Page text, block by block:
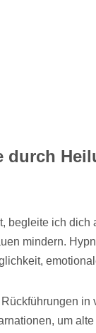
durch
begleite ich dich
mindern.
um